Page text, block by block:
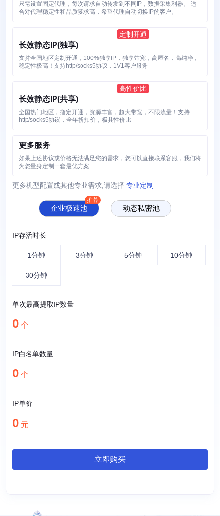
只需设置固定代理，每次请求自动转发到不同IP，数据采集利器。 适
合对代理稳定性和品质要求高，希望代理自动切换IP的客户。
长效静态IP(独享)
支持全国地区定制开通，100%独享IP，独享带宽，高匿名，高纯净，
稳定性极高！支持http/socks5协议，1V1客户服务
长效静态IP(共享)
全国热门地区，指定开通，资源丰富，超大带宽，不限流量！支持
http/socks5协议，全年折扣价，极具性价比
更多服务
如果上述协议或价格无法满足您的需求，您可以直接联系客服，我们将
为您量身定制一套最优方案
更多机型配置或其他专业需求,请选择 专业定制
企业极速池 动态私密池
IP存活时长
1分钟 3分钟 5分钟 10分钟
30分钟
单次最高提取IP数量
0 个
IP白名单数量
0 个
IP单价
0 元
立即购买